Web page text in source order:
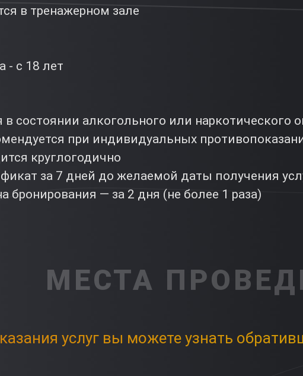
в тренажерном зале
- с 18 лет
состоянии алкогольного или
при индивидуальных
круглогодично
за 7 дней до желаемой даты получения
бронирования — за 2 дня (не более 1 раза)
МЕСТА
услуг вы можете узнать